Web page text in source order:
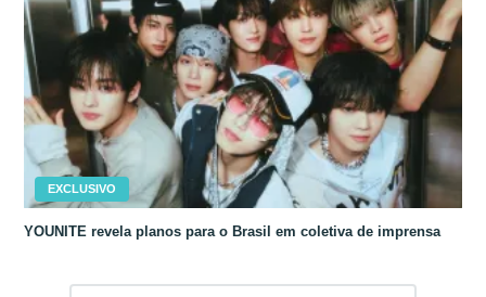
EXCLUSIVO
YOUNITE revela planos para o Brasil em coletiva de imprensa